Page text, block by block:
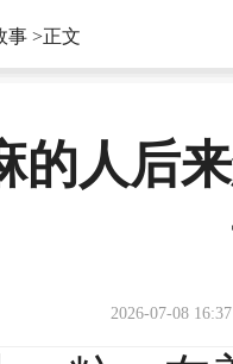
事 >正文
的人后
2026-07-08